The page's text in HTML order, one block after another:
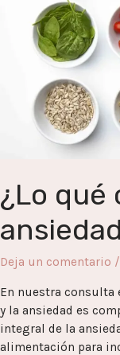
¿Lo qué
Deja un comentario /
En nuestra consulta
y la ansiedad es
integral de la
alimentación para